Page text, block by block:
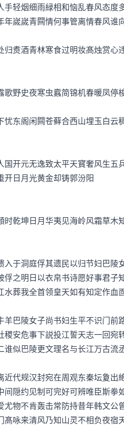
烟细雨緑相和恼乱春风态度
嵗嵗青闗情何事管离情春风谁
酒青林寒食过明妆髙烛赏心
史夜寒虫蠧简锦机春暖凤停
阁闲闗苍藓合西山埋玉白云
元无逸致太平天寳奢风生五
开日月光黄金却铸郭汾阳
坤日月华夷见海岭风霜草木
洞庭俘其遗民以归节妇巴陵
之明日以衣帛书诗愿好事君子
葬我全首领皇天如有知定作血
陵女子尚书妇生平不识门前
安危事下説投江誓天志一回宛
似巴陵更文理名与长江万古流
代规汉封宛在周观东秦坛夐出
隠约见制可完好可辨唯臣斯拳
物不肯轰击常防持昔年韩文公
咏来清风乃知山灵不相负夜宿